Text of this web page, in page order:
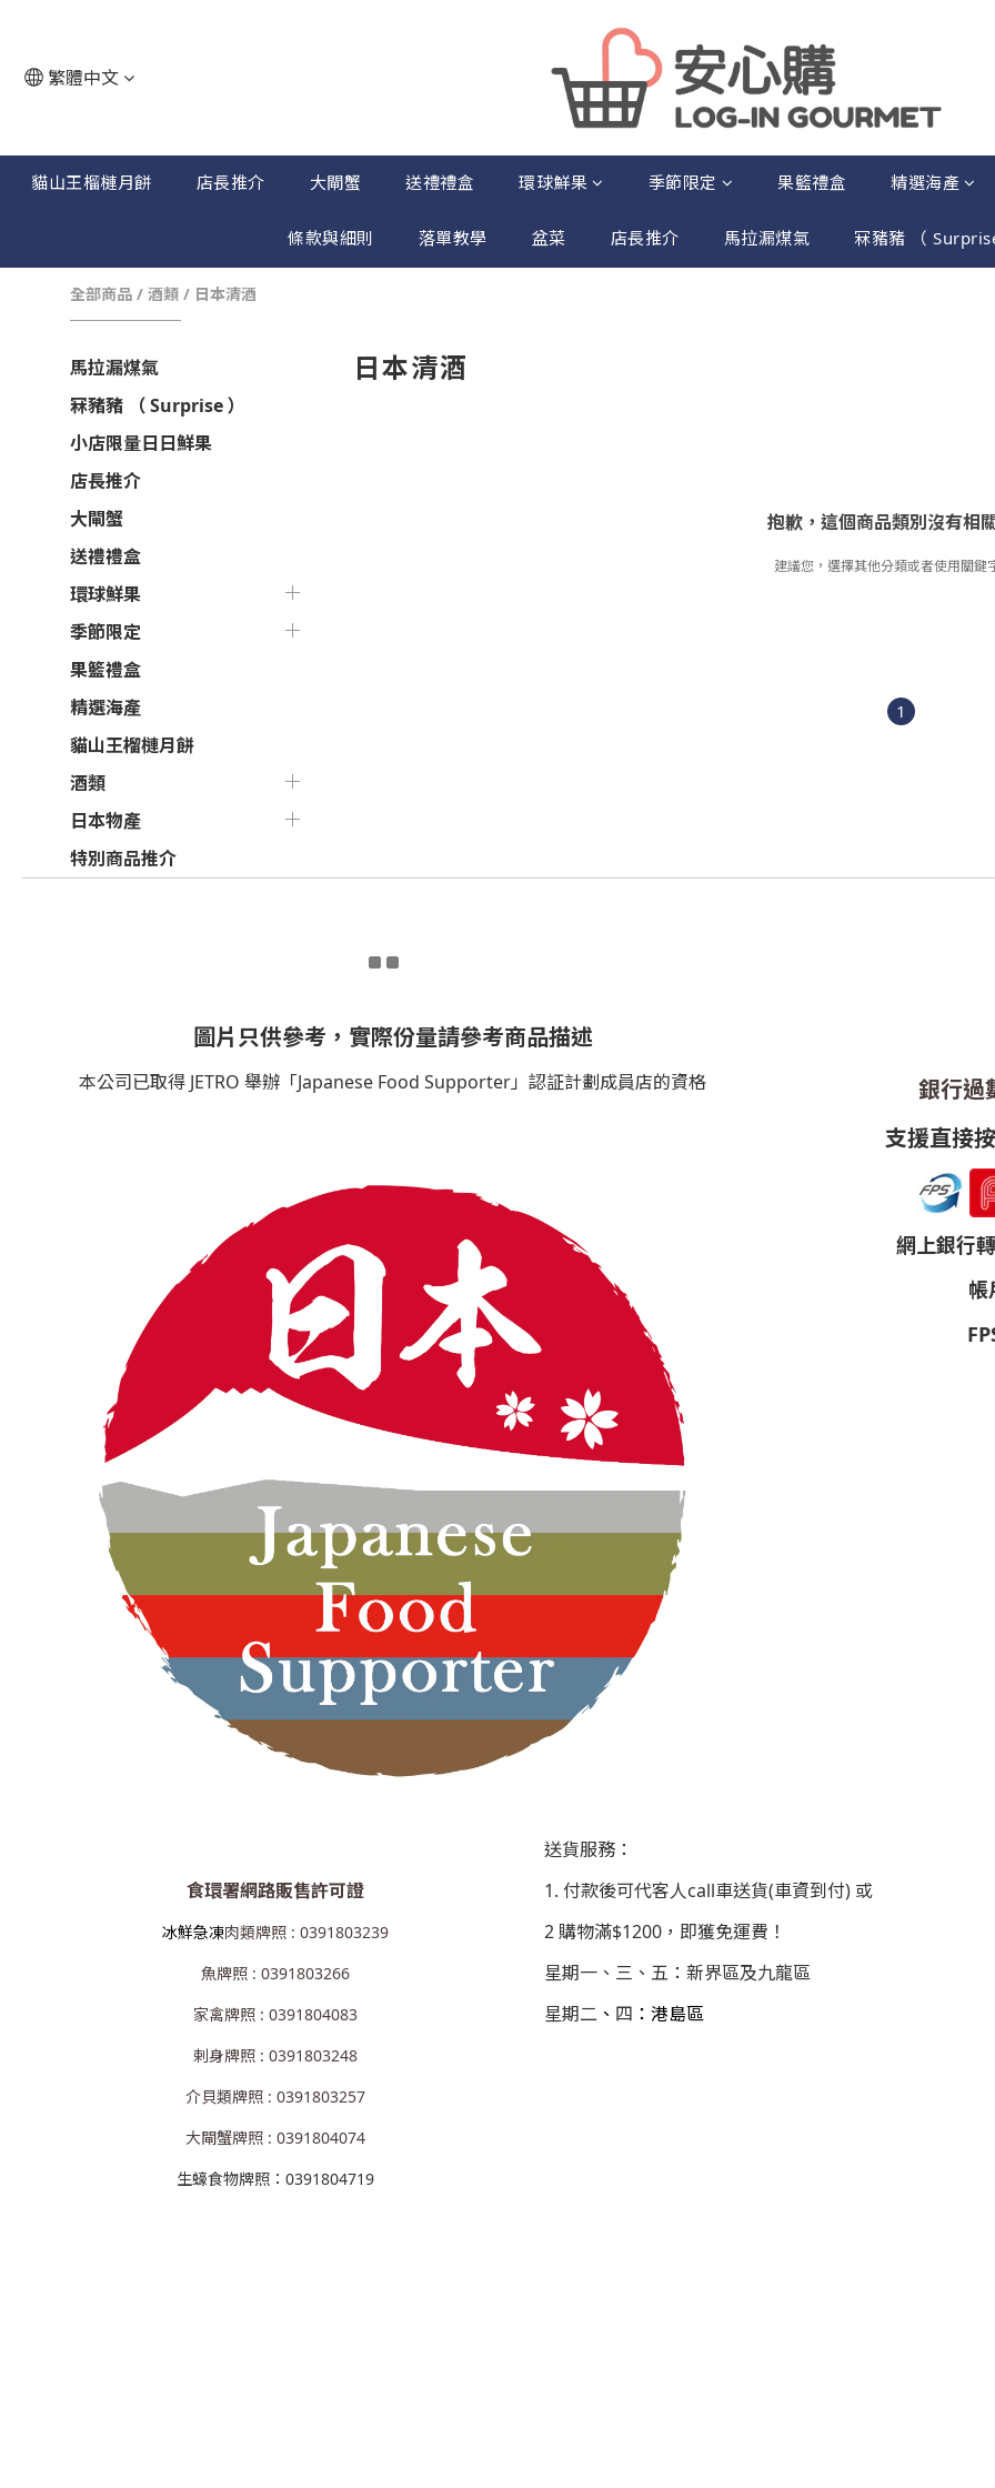
繁體中文
貓山王榴槤月餅 店長推介 大閘蟹 送禮禮盒 環球鮮果 季節限定 果籃禮盒 精選海產
條款與細則 落單教學 盆菜 店長推介 馬拉漏煤氣 冧豬豬 （ Surprise
全部商品 / 酒類 / 日本清酒
馬拉漏煤氣
冧豬豬 （ Surprise ）
小店限量日日鮮果
店長推介
大閘蟹
送禮禮盒
環球鮮果
季節限定
果籃禮盒
精選海產
貓山王榴槤月餅
酒類
日本物產
特別商品推介
日本清酒
抱歉，這個商品類別沒有相
建議您，選擇其他分類或者使用關鍵
1
圖片只供參考，實際份量請參考商品描述
本公司已取得 JETRO 舉辦「Japanese Food Supporter」認証計劃成員店的資格
銀行過
支援直接
網上銀行
帳
食環署網路販售許可證
冰鮮急凍肉類牌照 : 0391803239
魚牌照 : 0391803266
家禽牌照 : 0391804083
剌身牌照 : 0391803248
介貝類牌照 : 0391803257
大閘蟹牌照 : 0391804074
生蠔食物牌照：0391804719
送貨服務：
1. 付款後可代客人call車送貨(車資到付) 或
2 購物滿$1200，即獲免運費！
星期一、三、五：新界區及九龍區
星期二 、 四 ：港島區